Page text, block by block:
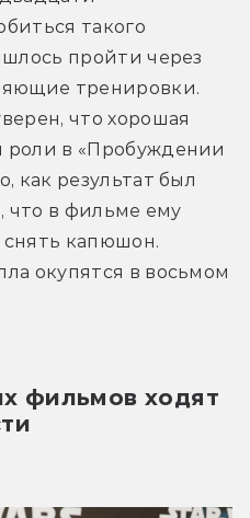
такого
пройти через
тренировки.
что хорошая
в «Пробуждении
как результат был
что в фильме ему
капюшон.
окупятся в восьмом
фильмов ходят